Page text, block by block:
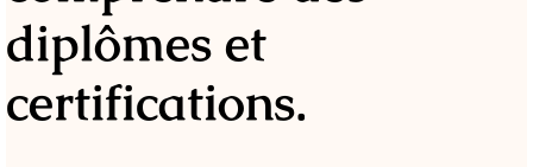
diplômes et
certifications.